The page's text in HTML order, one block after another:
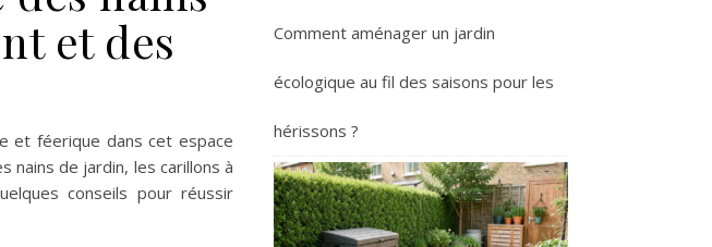
et des
et féerique dans cet espace
nains de jardin, les carillons à
conseils pour réussir
Comment aménager un jardin
écologique au fil des saisons pour les
hérissons ?